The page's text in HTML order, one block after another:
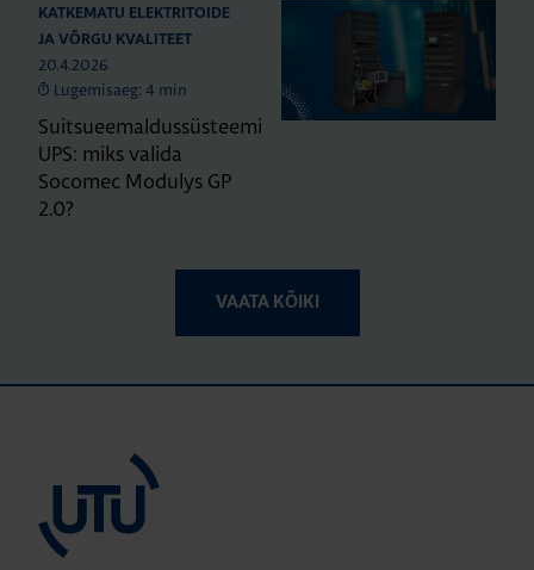
KATKEMATU ELEKTRITOIDE
JA VÕRGU KVALITEET
20.4.2026
Lugemisaeg: 4 min
Suitsueemaldussüsteemi
UPS: miks valida
Socomec Modulys GP
2.0?
VAATA KÕIKI